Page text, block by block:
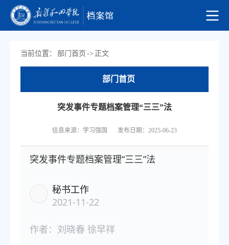
当前位置： 部门首页 -> 正文
部门首页
突发事件专题档案管理“三三”法
信息来源：学习强国 发布日期：2025-06-23
突发事件专题档案管理“三三”法
秘书工作
2021-11-22
作者： 刘晓春 徐早祥